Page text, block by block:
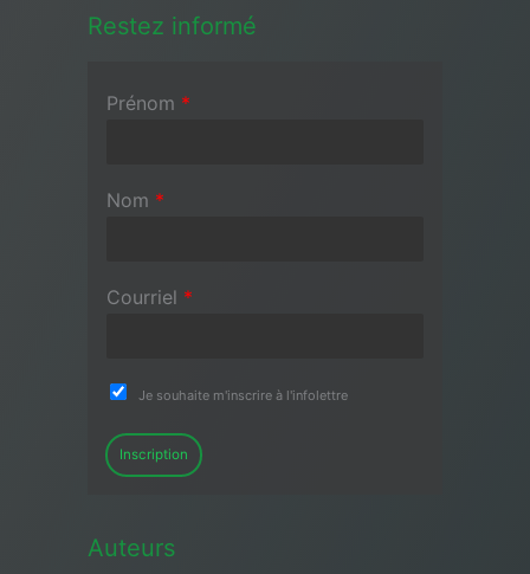
Restez informé
Prénom *
Nom *
Courriel *
Je souhaite m'inscrire à l'infolettre
Inscription
Auteurs